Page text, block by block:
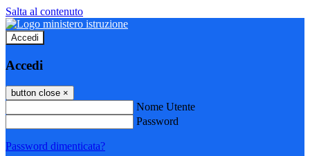
Salta al contenuto
Accedi
Accedi
button close ×
Nome Utente
Password
Password dimenticata?